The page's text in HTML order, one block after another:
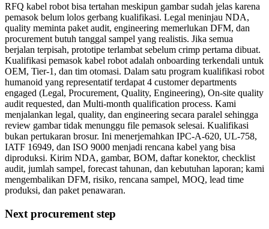
RFQ kabel robot bisa tertahan meskipun gambar sudah jelas karena
pemasok belum lolos gerbang kualifikasi. Legal meninjau NDA,
quality meminta paket audit, engineering memerlukan DFM, dan
procurement butuh tanggal sampel yang realistis. Jika semua
berjalan terpisah, prototipe terlambat sebelum crimp pertama dibuat.
Kualifikasi pemasok kabel robot adalah onboarding terkendali untuk
OEM, Tier-1, dan tim otomasi. Dalam satu program kualifikasi robot
humanoid yang representatif terdapat 4 customer departments
engaged (Legal, Procurement, Quality, Engineering), On-site quality
audit requested, dan Multi-month qualification process. Kami
menjalankan legal, quality, dan engineering secara paralel sehingga
review gambar tidak menunggu file pemasok selesai. Kualifikasi
bukan pertukaran brosur. Ini menerjemahkan IPC-A-620, UL-758,
IATF 16949, dan ISO 9000 menjadi rencana kabel yang bisa
diproduksi. Kirim NDA, gambar, BOM, daftar konektor, checklist
audit, jumlah sampel, forecast tahunan, dan kebutuhan laporan; kami
mengembalikan DFM, risiko, rencana sampel, MOQ, lead time
produksi, dan paket penawaran.
Next procurement step